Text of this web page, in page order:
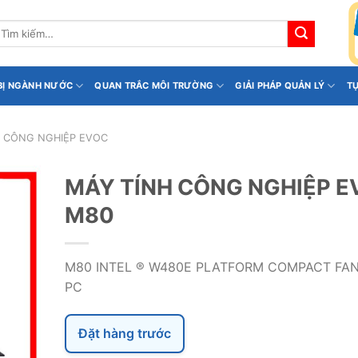
NGÀNH NƯỚC QUAN TRẮC MÔI TRƯỜNG GIẢI PHÁP QUẢN LÝ
CÔNG NGHIỆP EVOC
MÁY TÍNH CÔNG NGHIỆP
M80
M80 INTEL ® W480E PLATFORM COMPACT
PC
Đặt hàng trước